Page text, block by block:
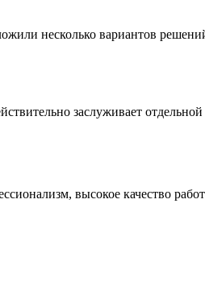
несколько вариантов
заслуживает
высокое качество